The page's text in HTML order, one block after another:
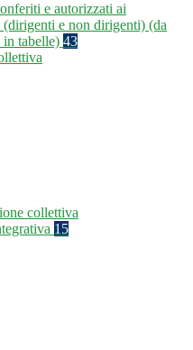
e autorizzati ai
(dirigenti e non dirigenti) (da
in tabelle) 43
collettiva
15